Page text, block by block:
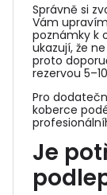
Správně si
Vám
poznámky k
ukazují, že
proto
rezervou
Pro
koberce
Je